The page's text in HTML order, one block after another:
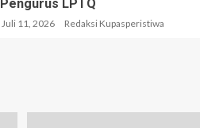
Pengurus LPTQ
Juli 11, 2026 Redaksi Kupasperistiwa